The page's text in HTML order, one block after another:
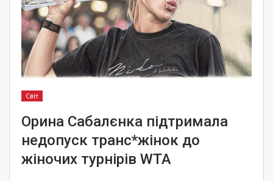
Світ
Орина Сабалєнка підтримала
недопуск транс*жінок до
жіночих турнірів WTA